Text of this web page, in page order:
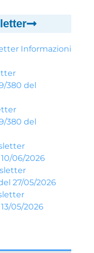
Informazioni
380 del
380 del
06/2026
27/05/2026
05/2026